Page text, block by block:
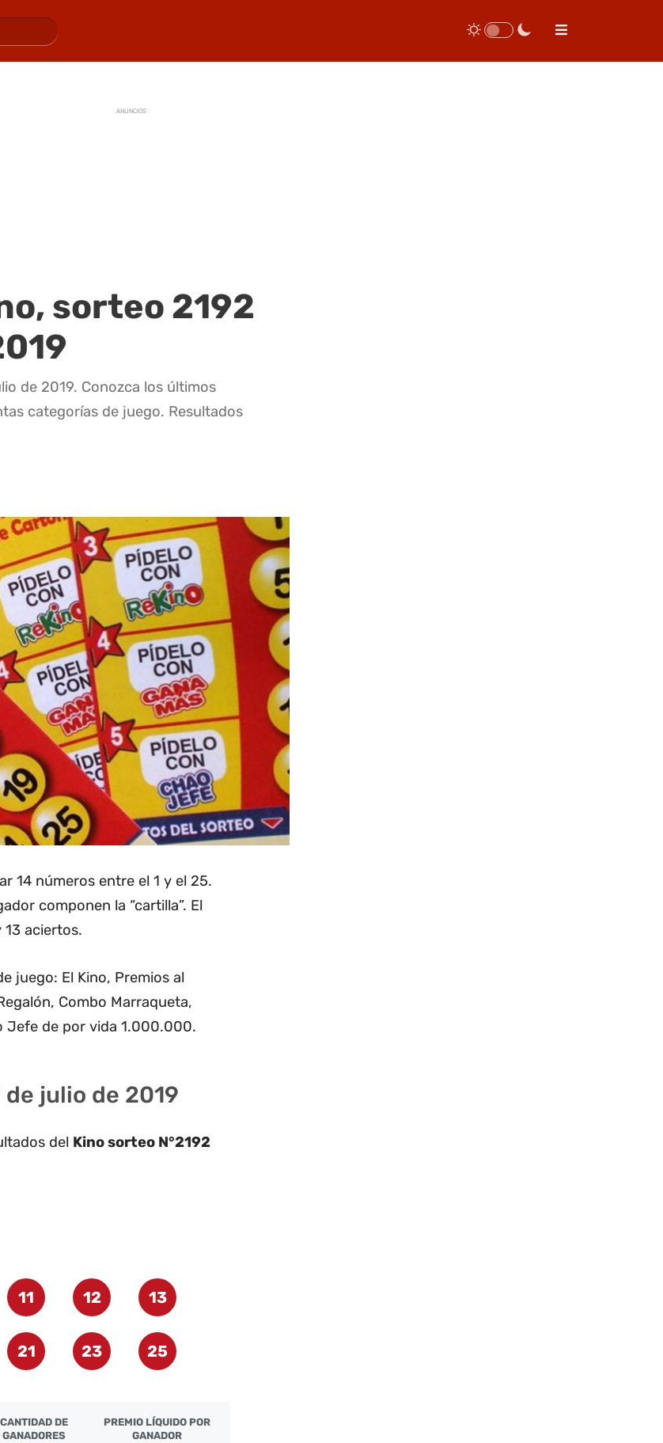
ANUNCIOS
sorteo 2192
de 2019. Conozca los últimos
categorías de juego. Resultados
14 números entre el 1 y el 25.
componen la “cartilla”. El
13 aciertos.
juego: El Kino, Premios al
Combo Marraqueta,
Jefe de por vida 1.000.000.
de julio de 2019
del Kino sorteo N°2192
11 12 13
21 23 25
CANTIDAD DE
GANADORES
PREMIO LÍQUIDO POR
GANADOR